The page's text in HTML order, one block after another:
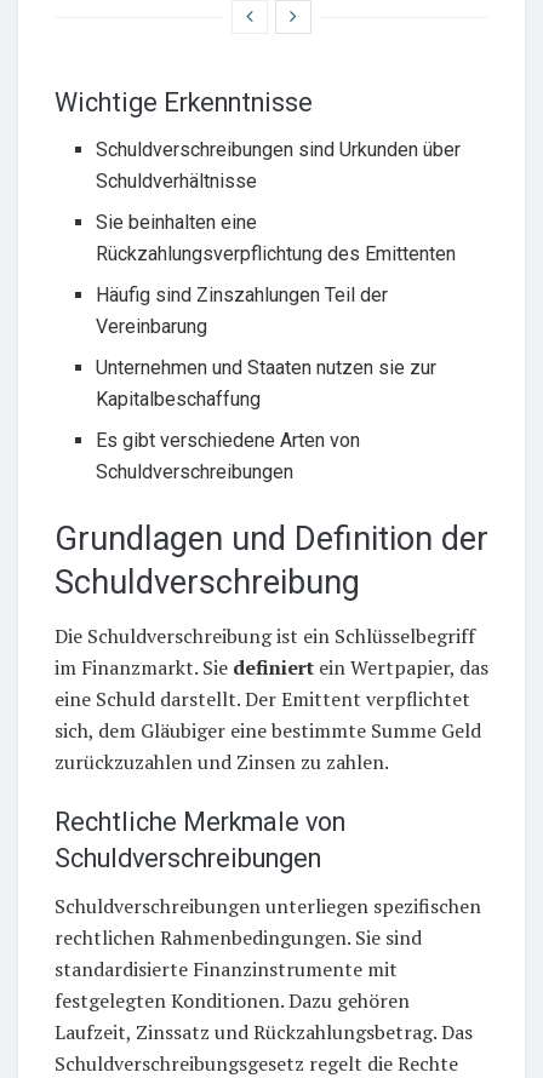
Wichtige Erkenntnisse
Schuldverschreibungen sind Urkunden über
Schuldverhältnisse
Sie beinhalten eine
Rückzahlungsverpflichtung des Emittenten
Häufig sind Zinszahlungen Teil der
Vereinbarung
Unternehmen und Staaten nutzen sie zur
Kapitalbeschaffung
Es gibt verschiedene Arten von
Schuldverschreibungen
Grundlagen und Definition der
Schuldverschreibung
Die Schuldverschreibung ist ein Schlüsselbegriff
im Finanzmarkt. Sie definiert ein Wertpapier, das
eine Schuld darstellt. Der Emittent verpflichtet
sich, dem Gläubiger eine bestimmte Summe Geld
zurückzuzahlen und Zinsen zu zahlen.
Rechtliche Merkmale von
Schuldverschreibungen
Schuldverschreibungen unterliegen spezifischen
rechtlichen Rahmenbedingungen. Sie sind
standardisierte Finanzinstrumente mit
festgelegten Konditionen. Dazu gehören
Laufzeit, Zinssatz und Rückzahlungsbetrag. Das
Schuldverschreibungsgesetz regelt die Rechte